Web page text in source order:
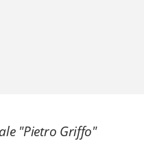
"Pietro Griffo"